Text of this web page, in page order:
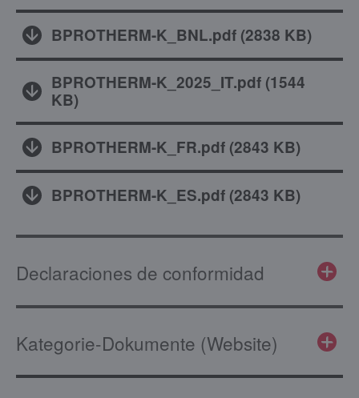
BPROTHERM-K_BNL.pdf (2838 KB)
BPROTHERM-K_2025_IT.pdf(1544
KB)
BPROTHERM-K_FR.pdf (2843 KB)
BPROTHERM-K_ES.pdf (2843 KB)
Declaraciones de conformidad
Kategorie-Dokumente (Website)